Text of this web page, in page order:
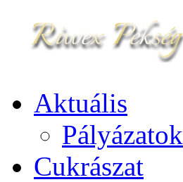
Aktuális
Pályázatok
Cukrászat